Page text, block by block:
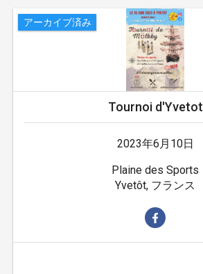
アーカイブ済み
Tournoi d'Yvetot
2023年6月10日
Plaine des Sports
Yvetôt, フランス